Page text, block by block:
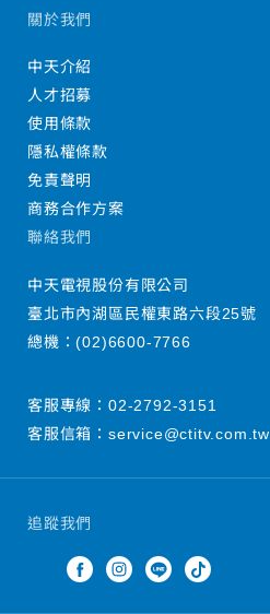
追蹤我們
關於我們
中天介紹
人才招募
使用條款
隱私權條款
免責聲明
商務合作方案
聯絡我們
中天電視股份有限公司
臺北市內湖區民權東路六段25號
總機：(02)6600-7766
客服專線： 02-2792-3151
客服信箱： service@ctitv.com.tw